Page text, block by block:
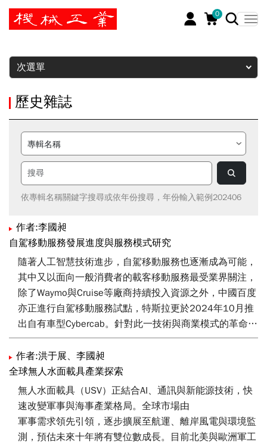
0
暫停
次選單
歷史雜誌
依專輯名稱關鍵字搜尋或依年份搜尋，年份輸入範例202406
作者:李國昶
自駕移動服務發展進度與服務模式研究
隨著人工智慧技術進步，自駕移動服務也逐漸成為可能，
其中又以面向一般消費者的載客移動服務最受業界關注，
除了Waymo與Cruise等廠商持續投入資源之外，中國百度
亦正進行自駕移動服務試點，特斯拉更於2024年10月推
出自有車型Cybercab。針對此一技術與商業模式的革命性
變化，本文將針對自駕車移動服務的重點廠商，分析其發
展進度，並研究其服務模式，以供臺灣有意發展此類服務
之廠商 參考。
作者:洪于展、李國昶
全球無人水面載具產業探索
無人水面載具（USV）正結合AI、通訊與新能源技術，快
速改變軍事與海事產業格局。全球市場由
軍事需求領先引領，逐步擴展至航運、離岸風電與環境監
測，預估未來十年將有雙位數成長。目前北美與歐洲軍工